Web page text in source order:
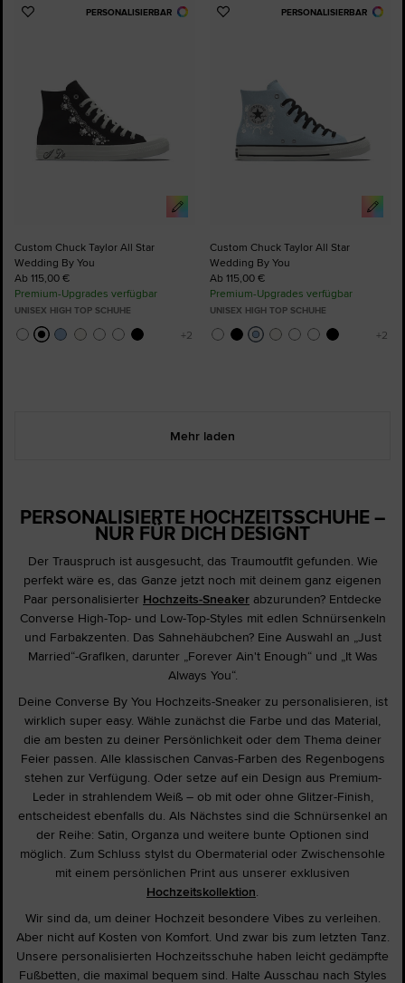
PERSONALISIERBAR
Zu
Custom Chuck Taylor All Star
Wedding By You
Ab 115,00 €
Premium-Upgrades verfügbar
UNISEX HIGH TOP SCHUHE
PERSONALISIERBAR
Zu
Custom Chuck Taylor All Star
Wedding By You
Ab 115,00 €
Premium-Upgrades verfügbar
UNISEX HIGH TOP SCHUHE
Mehr laden
PERSONALISIERTE HOCHZEITSSCHUHE –
NUR FÜR DICH DESIGNT
Der Trauspruch ist ausgesucht, das Traumoutfit gefunden. Wie
perfekt wäre es, das Ganze jetzt noch mit deinem ganz eigenen
Paar personalisierter Hochzeits-Sneaker abzurunden? Entdecke
Converse High-Top- und Low-Top-Styles mit edlen Schnürsenkeln
und Farbakzenten. Das Sahnehäubchen? Eine Auswahl an „Just
Married“-Grafiken, darunter „Forever Ain't Enough“ und „It Was
Always You“.
Deine Converse By You Hochzeits-Sneaker zu personalisieren, ist
wirklich super easy. Wähle zunächst die Farbe und das Material,
die am besten zu deiner Persönlichkeit oder dem Thema deiner
Feier passen. Alle klassischen Canvas-Farben des Regenbogens
stehen zur Verfügung. Oder setze auf ein Design aus Premium-
Leder in strahlendem Weiß – ob mit oder ohne Glitzer-Finish,
entscheidest ebenfalls du. Als Nächstes sind die Schnürsenkel an
der Reihe: Satin, Organza und weitere bunte Optionen sind
möglich. Zum Schluss stylst du Obermaterial oder Zwischensohle
mit einem persönlichen Print aus unserer exklusiven
Hochzeitskollektion.
Wir sind da, um deiner Hochzeit besondere Vibes zu verleihen.
Aber nicht auf Kosten von Komfort. Und zwar bis zum letzten Tanz.
Unsere personalisierten Hochzeitsschuhe haben leicht gedämpfte
Fußbetten, die maximal bequem sind. Halte Ausschau nach Styles